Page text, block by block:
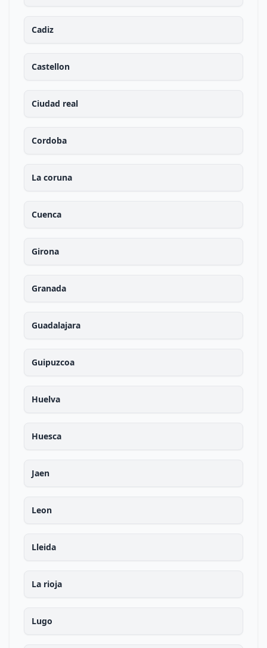
Cadiz
Castellon
Ciudad real
Cordoba
La coruna
Cuenca
Girona
Granada
Guadalajara
Guipuzcoa
Huelva
Huesca
Jaen
Leon
Lleida
La rioja
Lugo